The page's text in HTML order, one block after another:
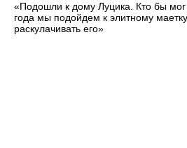
«Подошли к дому Луцика. Кто бы мог
года мы подойдем к элитному
раскулачивать его»